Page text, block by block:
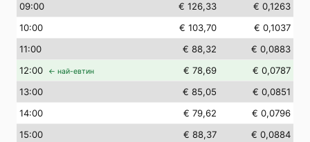
09:00 € 126,33
€ 0,1263
10:00 € 103,70
€ 0,1037
11:00 € 88,32
€ 0,0883
12:00 ← най-евтин € 78,69
€ 0,0787
13:00 € 85,05
€ 0,0851
14:00 € 79,62
€ 0,0796
15:00 € 88,37
€ 0,0884